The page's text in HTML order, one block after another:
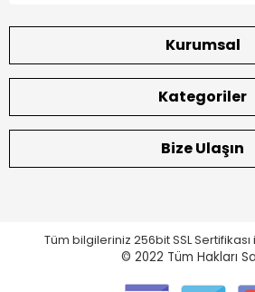
Kurumsal
Kategoriler
Bize Ulaşın
Tüm bilgileriniz 256bit SSL
© 2022 Tüm Hakları